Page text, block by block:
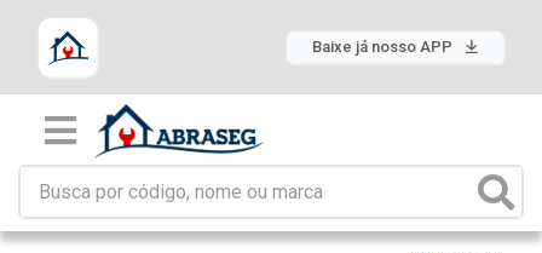
Baixe já nosso APP